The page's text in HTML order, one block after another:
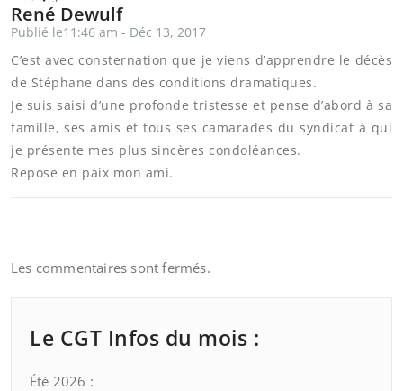
René Dewulf
Publié le11:46 am - Déc 13, 2017
C’est avec consternation que je viens d’apprendre le décès
de Stéphane dans des conditions dramatiques.
Je suis saisi d’une profonde tristesse et pense d’abord à sa
famille, ses amis et tous ses camarades du syndicat à qui
je présente mes plus sincères condoléances.
Repose en paix mon ami.
Les commentaires sont fermés.
Le CGT Infos du mois :
Été 2026 :